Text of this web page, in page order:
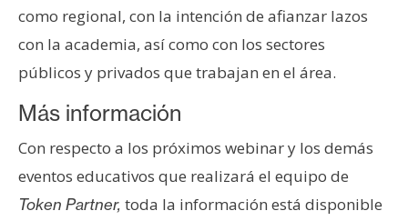
R
e
c
r
s
s
como regional, con la intención de afianzar lazos
con la academia, así como con los sectores
públicos y privados que trabajan en el área.
Más información
Con respecto a los próximos webinar y los demás
eventos educativos que realizará el equipo de
Token Partner, toda la información está disponible